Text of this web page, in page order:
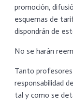
promoción,
esquemas de
dispondrán de
No se harán
Tanto
responsabilidad
tal y como se